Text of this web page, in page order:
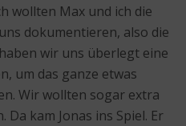
wollten Max und ich die
dokumentieren, also die
wir uns überlegt eine
um das ganze etwas
Wir wollten sogar extra
Da kam Jonas ins Spiel. Er